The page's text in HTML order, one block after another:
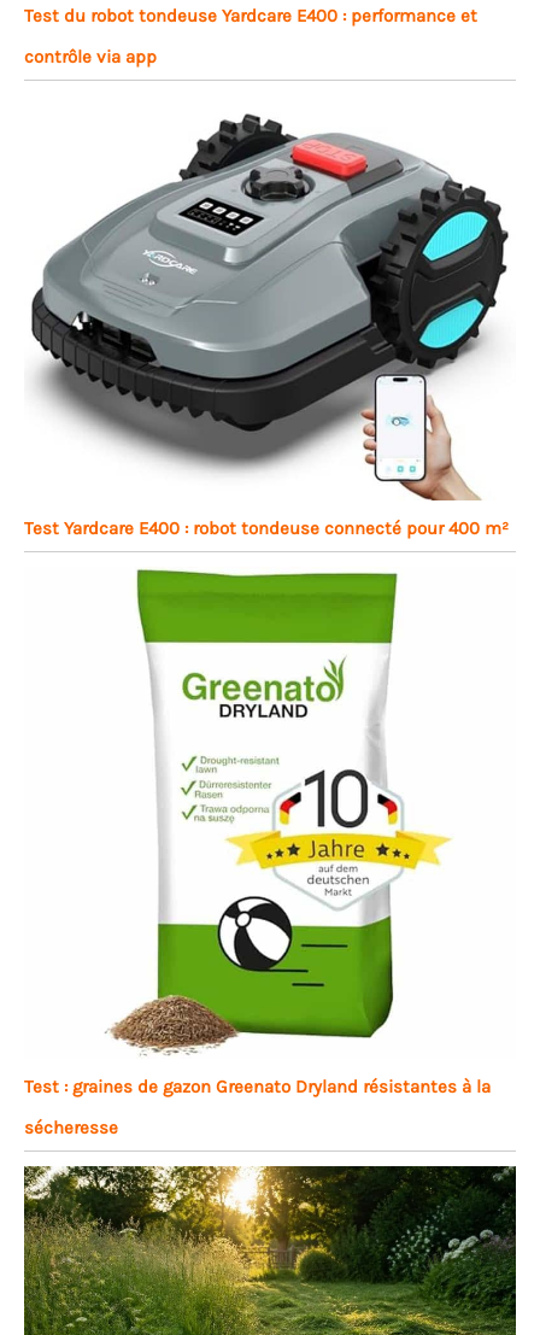
Test du robot tondeuse Yardcare E400 : performance et
contrôle via app
Test Yardcare E400 : robot tondeuse connecté pour 400 m²
Test : graines de gazon Greenato Dryland résistantes à la
sécheresse